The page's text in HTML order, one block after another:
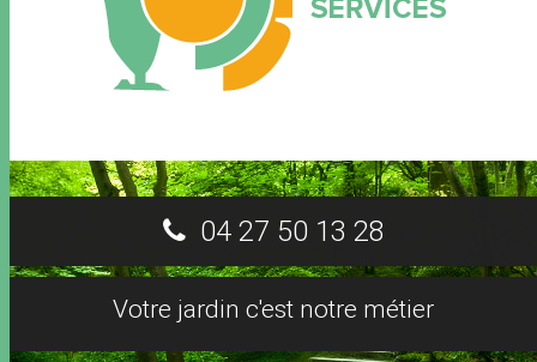
04 27 50 13 28
Votre jardin c'est notre métier